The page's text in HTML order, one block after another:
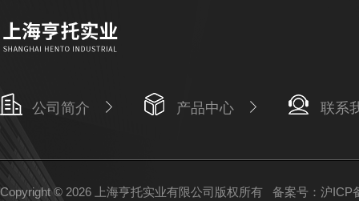
公司简介 产品中心 联系
Copyright © 2026 上海亨托实业有限公司版权所有 备案号：沪ICP